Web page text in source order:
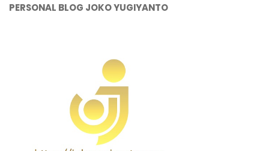
PERSONAL BLOG JOKO YUGIYANTO